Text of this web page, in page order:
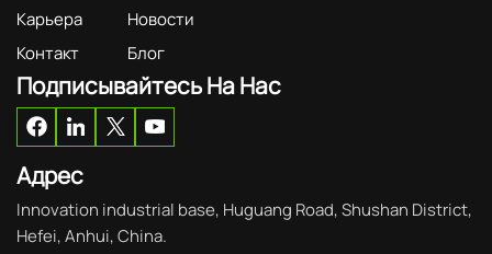
Карьера
Новости
Контакт
Блог
Подписывайтесь На Нас
Адрес
Innovation industrial base, Huguang Road, Shushan District,
Hefei, Anhui, China.